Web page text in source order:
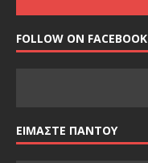
FOLLOW ON FACEBOOK
ΕΙΜΑΣΤΕ ΠΑΝΤΟΥ